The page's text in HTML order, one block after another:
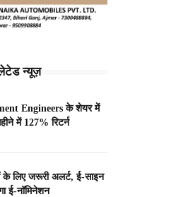
न्यूज़
Engineers के शेयर में
में 127% रिटर्न
के लिए जरूरी अलर्ट, ई-साइन
ई-नॉमिनेशन